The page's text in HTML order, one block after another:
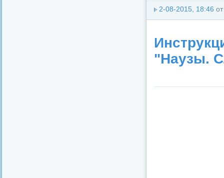
2-08-2015, 18:46
"Наузы.